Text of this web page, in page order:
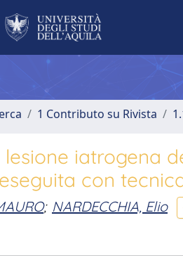
1 Contributo su Rivista
lesione iatrogena
con
; NARDECCHIA, Elio